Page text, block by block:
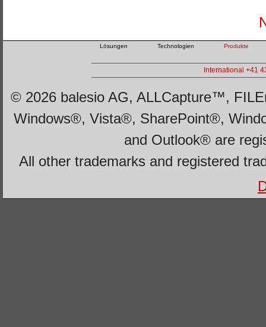
Lösungen Technologien Produkte
International +41
© 2026 balesio AG, ALLCapture™,
Windows®, Vista®, SharePoint®,
and Outlook® are
All other trademarks and registered